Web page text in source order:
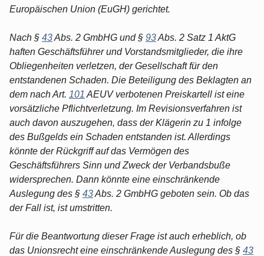
Europäischen Union (EuGH) gerichtet.
Nach § 43Abs. 2 GmbHG und § 93Abs. 2 Satz 1 AktG
haften Geschäftsführer und Vorstandsmitglieder, die ihre
Obliegenheiten verletzen, der Gesellschaft für den
entstandenen Schaden. Die Beteiligung des Beklagten an
dem nach Art. 101 AEUV verbotenen Preiskartell ist eine
vorsätzliche Pflichtverletzung. Im Revisionsverfahren ist
auch davon auszugehen, dass der Klägerin zu 1 infolge
des Bußgelds ein Schaden entstanden ist. Allerdings
könnte der Rückgriff auf das Vermögen des
Geschäftsführers Sinn und Zweck der Verbandsbuße
widersprechen. Dann könnte eine einschränkende
Auslegung des § 43Abs. 2 GmbHG geboten sein. Ob das
der Fall ist, ist umstritten.
Für die Beantwortung dieser Frage ist auch erheblich, ob
das Unionsrecht eine einschränkende Auslegung des § 43